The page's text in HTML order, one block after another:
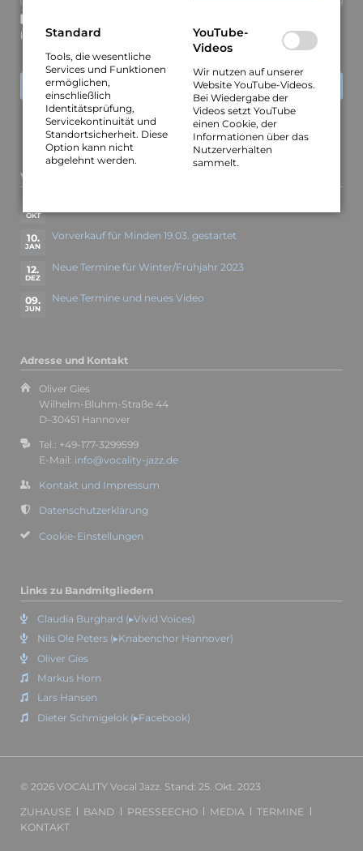
können das Abonnement jederzeit beenden)
KOMMENTAR ABSENDEN
Vocality-News
OKT
10.
JAN
Vorverkauf für Minden 19.03. gestartet
12.
DEZ
Neue Termine für Winter/Frühjahr 2023
09.
JUN
Neue Termine und neues Video
Adresse und Kontakt
Oliver Gies
Wilhelm-Bluhm-Straße 44
D–30451 Hannover
Tel.: +49-177-3299599
E-Mail: info@vocality-jazz.de
Kontakt und Impressum
Datenschutzerklärung
Cookie-Einstellungen
Links zu Bandmitgliedern
Claudia Burghard (▸Vivid Voices)
Nils Ole Peters (▸Knabenchor Hannover)
Oliver Gies
Markus Horn
Lars Hansen
Dieter Schmigelok (▸Facebook)
© 2026 VOCALITY Vocal Jazz. Stand: 25. Okt. 2023
NAVIGATION
ÜBERSPRINGEN
ZUHAUSE BAND PRESSEECHO MEDIA
TERMINE
KONTAKT
Standard
Tools, die wesentliche
Services und Funktionen
ermöglichen,
einschließlich
Identitätsprüfung,
Servicekontinuität und
Standortsicherheit. Diese
Option kann nicht
abgelehnt werden.
YouTube-
Videos
Wir nutzen auf unserer
Website YouTube-Videos.
Bei Wiedergabe der
Videos setzt YouTube
einen Cookie, der
Informationen über das
Nutzerverhalten
sammelt.